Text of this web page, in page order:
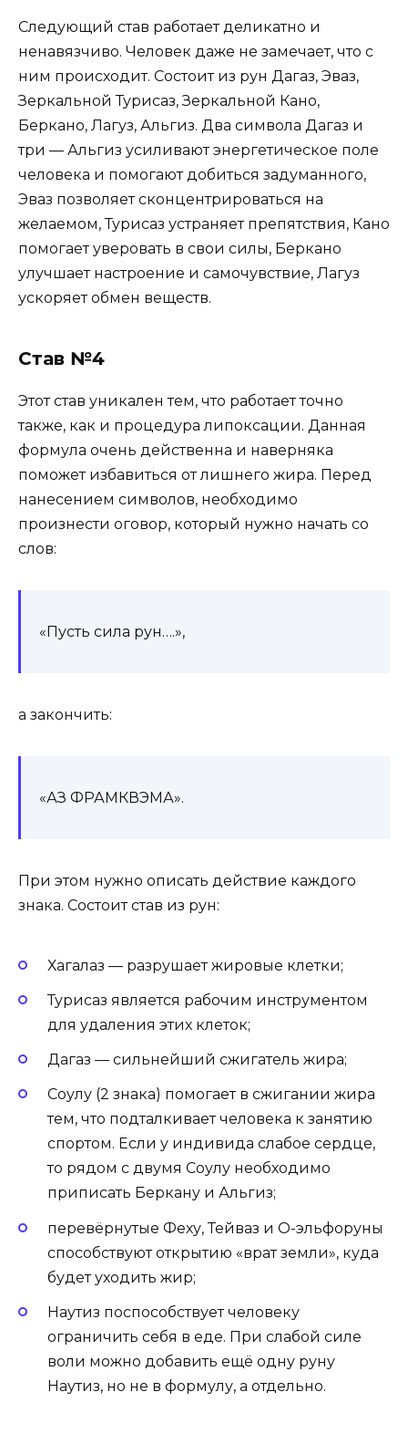
Следующий став работает деликатно и
ненавязчиво. Человек даже не замечает, что с
ним происходит. Состоит из рун Дагаз, Эваз,
Зеркальной Турисаз, Зеркальной Кано,
Беркано, Лагуз, Альгиз. Два символа Дагаз и
три — Альгиз усиливают энергетическое поле
человека и помогают добиться задуманного,
Эваз позволяет сконцентрироваться на
желаемом, Турисаз устраняет препятствия, Кано
помогает уверовать в свои силы, Беркано
улучшает настроение и самочувствие, Лагуз
ускоряет обмен веществ.
Став №4
Этот став уникален тем, что работает точно
также, как и процедура липоксации. Данная
формула очень действенна и наверняка
поможет избавиться от лишнего жира. Перед
нанесением символов, необходимо
произнести оговор, который нужно начать со
слов:
«Пусть сила рун….»,
а закончить:
«АЗ ФРАМКВЭМА».
При этом нужно описать действие каждого
знака. Состоит став из рун:
Хагалаз — разрушает жировые клетки;
Турисаз является рабочим инструментом
для удаления этих клеток;
Дагаз — сильнейший сжигатель жира;
Соулу (2 знака) помогает в сжигании жира
тем, что подталкивает человека к занятию
спортом. Если у индивида слабое сердце,
то рядом с двумя Соулу необходимо
приписать Беркану и Альгиз;
перевёрнутые Феху, Тейваз и О-эльфоруны
способствуют открытию «врат земли», куда
будет уходить жир;
Наутиз поспособствует человеку
ограничить себя в еде. При слабой силе
воли можно добавить ещё одну руну
Наутиз, но не в формулу, а отдельно.